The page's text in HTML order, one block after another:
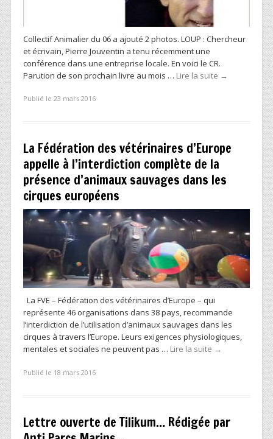
Collectif Animalier du 06 a ajouté 2 photos. LOUP : Chercheur
et écrivain, Pierre Jouventin a tenu récemment une
conférence dans une entreprise locale. En voici le CR.
Parution de son prochain livre au mois … Lire la suite →
Publié le 23 mars 2016
La Fédération des vétérinaires d’Europe
appelle à l’interdiction complète de la
présence d’animaux sauvages dans les
cirques européens
La FVE – Fédération des vétérinaires d’Europe – qui
représente 46 organisations dans 38 pays, recommande
l’interdiction de l’utilisation d’animaux sauvages dans les
cirques à travers l’Europe. Leurs exigences physiologiques,
mentales et sociales ne peuvent pas … Lire la suite →
Publié le 18 mars 2016
Lettre ouverte de Tilikum… Rédigée par